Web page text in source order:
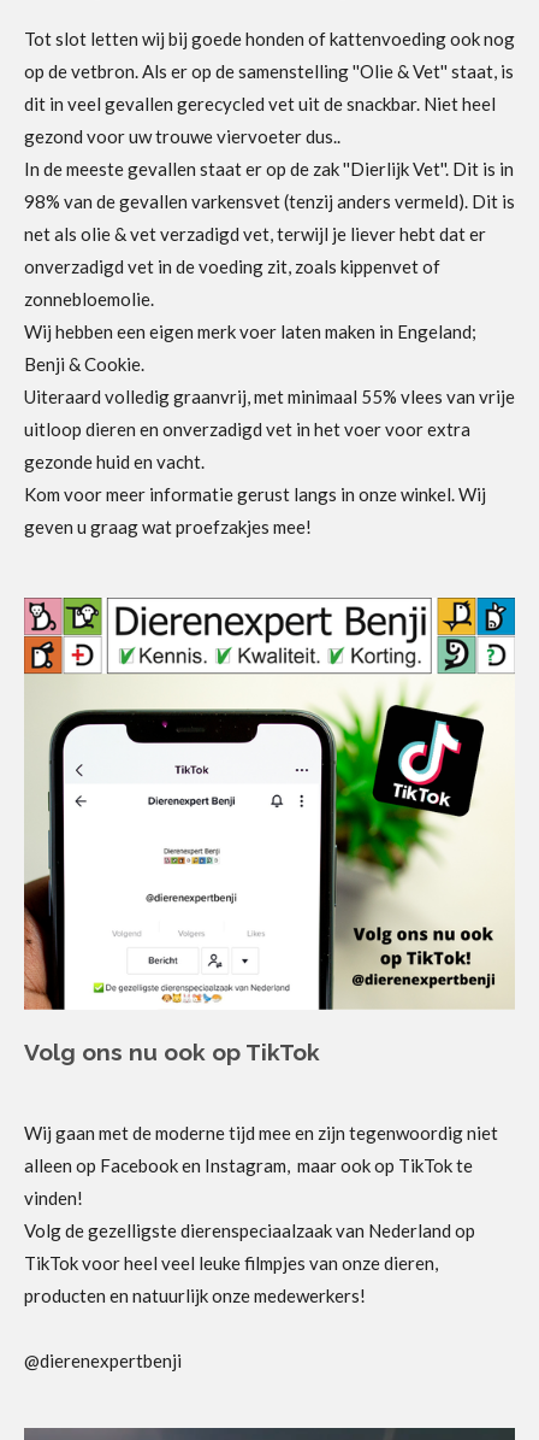
Tot slot letten wij bij goede honden of kattenvoeding ook nog
op de vetbron. Als er op de samenstelling ''Olie & Vet'' staat, is
dit in veel gevallen gerecycled vet uit de snackbar. Niet heel
gezond voor uw trouwe viervoeter dus..
In de meeste gevallen staat er op de zak ''Dierlijk Vet''. Dit is in
98% van de gevallen varkensvet (tenzij anders vermeld). Dit is
net als olie & vet verzadigd vet, terwijl je liever hebt dat er
onverzadigd vet in de voeding zit, zoals kippenvet of
zonnebloemolie.
Wij hebben een eigen merk voer laten maken in Engeland;
Benji & Cookie.
Uiteraard volledig graanvrij, met minimaal 55% vlees van vrije
uitloop dieren en onverzadigd vet in het voer voor extra
gezonde huid en vacht.
Kom voor meer informatie gerust langs in onze winkel. Wij
geven u graag wat proefzakjes mee!
Volg ons nu ook op TikTok
Wij gaan met de moderne tijd mee en zijn tegenwoordig niet
alleen op Facebook en Instagram, maar ook op TikTok te
vinden!
Volg de gezelligste dierenspeciaalzaak van Nederland op
TikTok voor heel veel leuke filmpjes van onze dieren,
producten en natuurlijk onze medewerkers!
@dierenexpertbenji